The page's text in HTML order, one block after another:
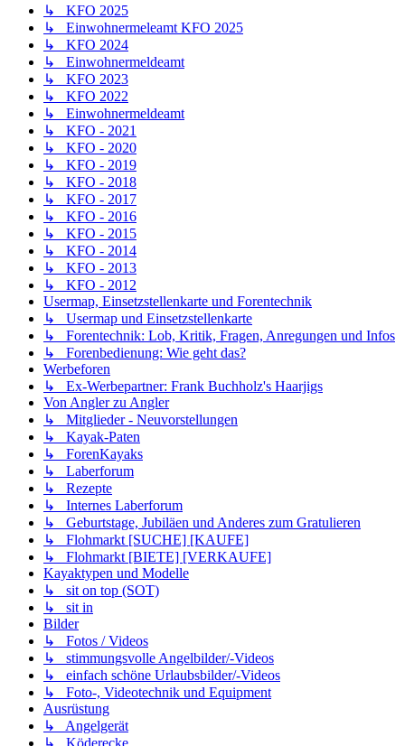
↳ KFO 2025
↳ Einwohnermeleamt KFO 2025
↳ KFO 2024
↳ Einwohnermeldeamt
↳ KFO 2023
↳ KFO 2022
↳ Einwohnermeldeamt
↳ KFO - 2021
↳ KFO - 2020
↳ KFO - 2019
↳ KFO - 2018
↳ KFO - 2017
↳ KFO - 2016
↳ KFO - 2015
↳ KFO - 2014
↳ KFO - 2013
↳ KFO - 2012
Usermap, Einsetzstellenkarte und Forentechnik
↳ Usermap und Einsetzstellenkarte
↳ Forentechnik: Lob, Kritik, Fragen, Anregungen und Infos
↳ Forenbedienung: Wie geht das?
Werbeforen
↳ Ex-Werbepartner: Frank Buchholz's Haarjigs
Von Angler zu Angler
↳ Mitglieder - Neuvorstellungen
↳ Kayak-Paten
↳ ForenKayaks
↳ Laberforum
↳ Rezepte
↳ Internes Laberforum
↳ Geburtstage, Jubiläen und Anderes zum Gratulieren
↳ Flohmarkt [SUCHE] [KAUFE]
↳ Flohmarkt [BIETE] [VERKAUFE]
Kayaktypen und Modelle
↳ sit on top (SOT)
↳ sit in
Bilder
↳ Fotos / Videos
↳ stimmungsvolle Angelbilder/-Videos
↳ einfach schöne Urlaubsbilder/-Videos
↳ Foto-, Videotechnik und Equipment
Ausrüstung
↳ Angelgerät